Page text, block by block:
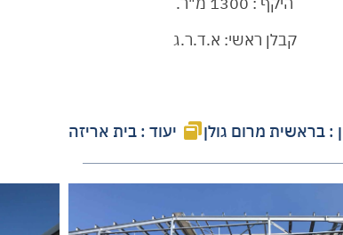
קבלן ראשי: א.ד.ר.ג
: בראשית מרום גולן יעוד : בית אריזה